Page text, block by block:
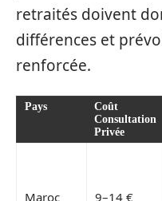
retraités doivent
différences et
renforcée.
Pays
Coût
Consultation
Privée
Maroc 9–14 €